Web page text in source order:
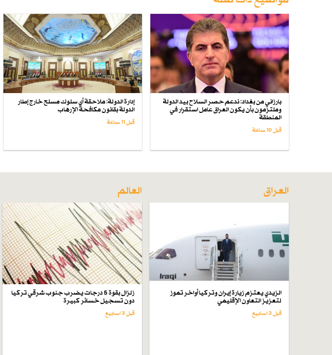
بارزاني من بغداد: ندعم حصر السلاح بيد الدولة
وملتزمون بأن يكون العراق عامل استقرار في
المنطقة
قبل 10 ساعة
إدارة الدولة: ملاحقة أي سلوك مسلح خارج إطار
الدولة بقانون مكافحة الإرهاب
قبل 11 ساعة
العراق
الزيدي يعتزم زيارة إيران وتركيا أواخر تموز
لتعزيز التعاون الإقليمي
قبل 3 اسابیع
العالم
زلزال بقوة 5 درجات يضرب جنوب شرقي تركيا
دون تسجيل خسائر كبيرة
قبل 3 اسابیع